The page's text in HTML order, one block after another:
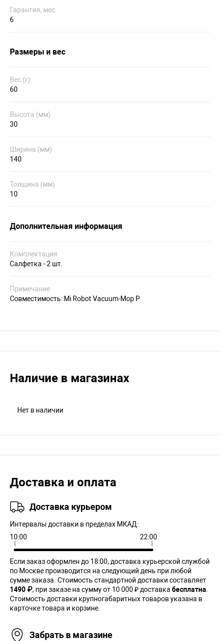
Гарантия, мес.
6
Размеры и вес
Вес (г)
60
Высота (мм)
30
Ширина (мм)
140
Толщина (мм)
10
Дополнительная информация
Комплектация
Салфетка - 2 шт.
Примечание
Совместимость: Mi Robot Vacuum-Mop P
Наличие в магазинах
Нет в наличии
Доставка и оплата
Доставка курьером
Интервалы доставки в пределах МКАД:
10:00
22:00
Если заказ оформлен до 18:00, доставка курьерской службой
по Москве производится на следующий день при любой
сумме заказа. Cтоимость стандартной доставки составляет
1490 ₽, при заказе на сумму от 10 000 ₽ доставка бесплатна
Стоимость доставки крупногабаритных товаров указана в
карточке товара и корзине.
Забрать в магазине